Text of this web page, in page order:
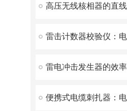
高压无线核相器的直